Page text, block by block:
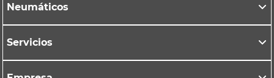
Neumáticos
Servicios